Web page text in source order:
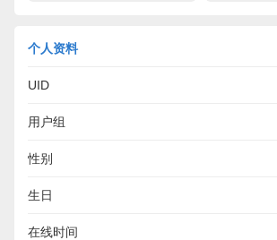
个人资料
UID
用户组
性别
生日
在线时间